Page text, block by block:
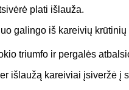
plati išlauža.
galingo iš kareivių
triumfo ir pergalės
išlaužą kareiviai įsiveržė į